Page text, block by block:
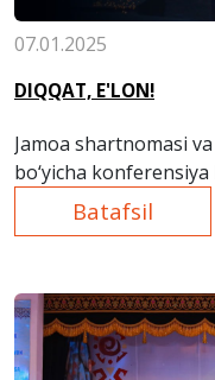
07.01.2025
DIQQAT, E'LON!
Jamoa shartnomasi
bo‘yicha
Batafsil